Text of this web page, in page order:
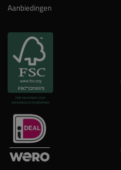
Aanbiedingen